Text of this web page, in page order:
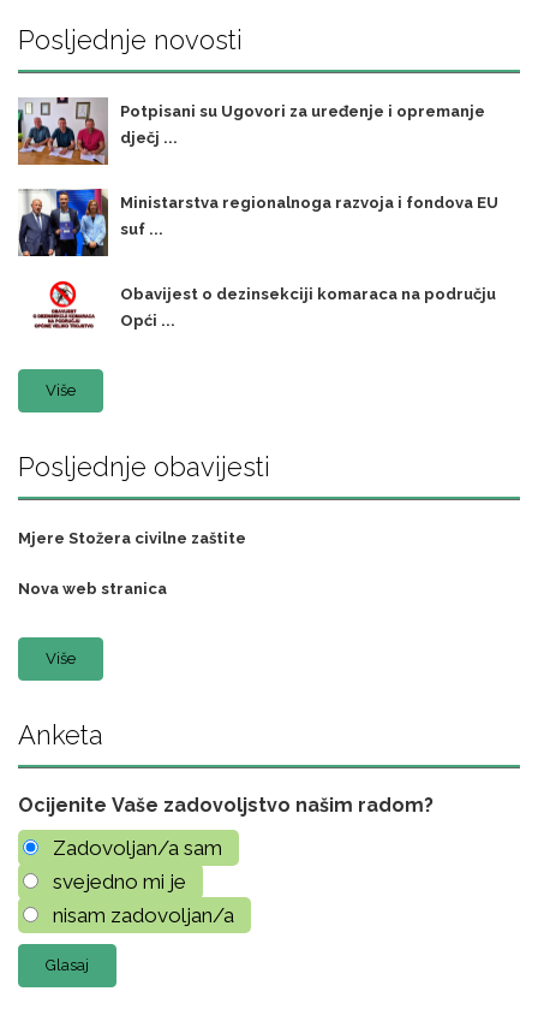
Posljednje novosti
Potpisani su Ugovori za uređenje i opremanje
dječj ...
Ministarstva regionalnoga razvoja i fondova EU
suf ...
Obavijest o dezinsekciji komaraca na području
Opći ...
Više
Posljednje obavijesti
Mjere Stožera civilne zaštite
Nova web stranica
Više
Anketa
Ocijenite Vaše zadovoljstvo našim radom?
Zadovoljan/a sam
svejedno mi je
nisam zadovoljan/a